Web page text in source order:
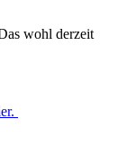
wohl derzeit